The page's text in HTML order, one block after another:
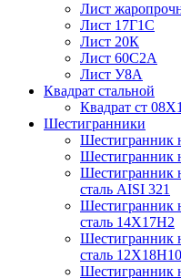
Лист
Лист 17Г1С
Лист 20К
Лист 60С2А
Лист У8А
Квадрат стальной
Квадрат ст
Шестигранники
Шестигранник
Шестигранник
Шестигранник
сталь AISI 321
Шестигранник
сталь 14Х17Н2
Шестигранник
сталь
Шестигранник